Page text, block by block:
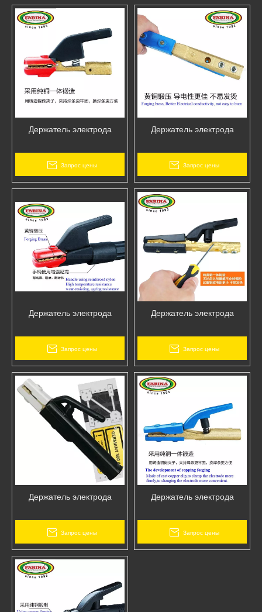
Держатель электрода
Запрос цены
Держатель электрода
Запрос цены
Держатель электрода
Запрос цены
Держатель электрода
Запрос цены
Держатель электрода
Запрос цены
Держатель электрода
Запрос цены